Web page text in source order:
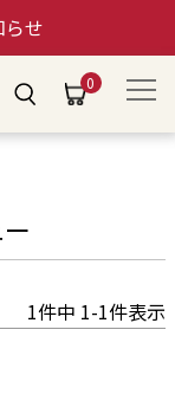
せ
0
1件中 1-1件表示